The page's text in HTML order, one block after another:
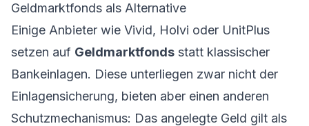
Geldmarktfonds als Alternative
Einige Anbieter wie Vivid, Holvi oder UnitPlus
setzen auf Geldmarktfonds statt klassischer
Bankeinlagen. Diese unterliegen zwar nicht der
Einlagensicherung, bieten aber einen anderen
Schutzmechanismus: Das angelegte Geld gilt als